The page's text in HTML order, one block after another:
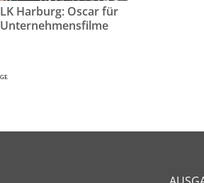
LK Harburg: Oscar für
Unternehmensfilme